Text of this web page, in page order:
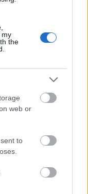
my
the
web or
to
Magyar
(rég)
inged közelebb
nézi’. ~
használatára
Pl. lat
195 u). A szótár
valamint az